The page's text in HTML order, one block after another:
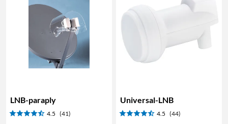
LNB-paraply
4.5 (41)
Universal-LNB
4.5 (44)